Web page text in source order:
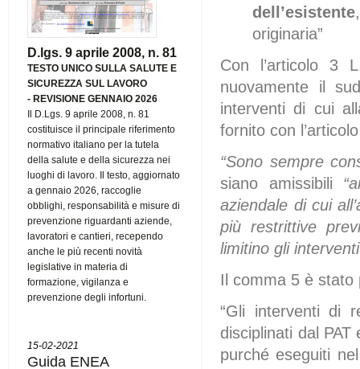
D.lgs. 9 aprile 2008, n. 81
TESTO UNICO SULLA SALUTE E
SICUREZZA SUL LAVORO
- REVISIONE GENNAIO 2026
Il D.Lgs. 9 aprile 2008, n. 81
costituisce il principale riferimento
normativo italiano per la tutela
della salute e della sicurezza nei
luoghi di lavoro. Il testo, aggiornato
a gennaio 2026, raccoglie
obblighi, responsabilità e misure di
prevenzione riguardanti aziende,
lavoratori e cantieri, recependo
anche le più recenti novità
legislative in materia di
formazione, vigilanza e
prevenzione degli infortuni.
15-02-2021
Guida ENEA
dell’esistente
originaria”
Con l’articolo 3
nuovamente il
interventi di cui
fornito con
“Sono sempre
siano amissibili
aziendale di cui
più restrittive
limitino gli
Il comma 5 è stato
“Gli interventi di
disciplinati dal
purché eseguiti